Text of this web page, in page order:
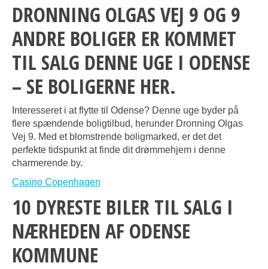
DRONNING OLGAS VEJ 9 OG 9
ANDRE BOLIGER ER KOMMET
TIL SALG DENNE UGE I ODENSE
– SE BOLIGERNE HER.
Interesseret i at flytte til Odense? Denne uge byder på
flere spændende boligtilbud, herunder Dronning Olgas
Vej 9. Med et blomstrende boligmarked, er det det
perfekte tidspunkt at finde dit drømmehjem i denne
charmerende by.
Casino Copenhagen
10 DYRESTE BILER TIL SALG I
NÆRHEDEN AF ODENSE
KOMMUNE